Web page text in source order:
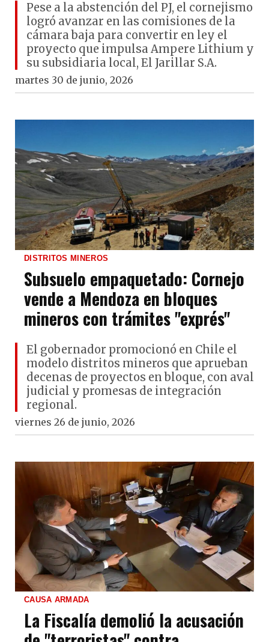
Pese a la abstención del PJ, el cornejismo
logró avanzar en las comisiones de la
cámara baja para convertir en ley el
proyecto que impulsa Ampere Lithium y
su subsidiaria local, El Jarillar S.A.
martes 30 de junio, 2026
DISTRITOS MINEROS
Subsuelo empaquetado: Cornejo
vende a Mendoza en bloques
mineros con trámites "exprés"
El gobernador promocionó en Chile el
modelo distritos mineros que aprueban
decenas de proyectos en bloque, con aval
judicial y promesas de integración
regional.
viernes 26 de junio, 2026
CAUSA ARMADA
La Fiscalía demolió la acusación